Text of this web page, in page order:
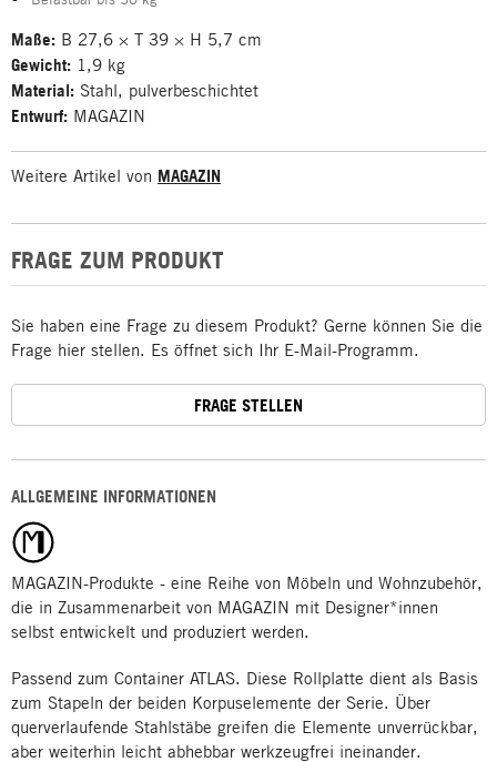
ALLGEMEINE INFORMATIONEN
MAGAZIN-Produkte - eine Reihe von Möbeln und Wohnzubehör,
die in Zusammenarbeit von MAGAZIN mit Designer*innen
selbst entwickelt und produziert werden.
Passend zum Container ATLAS. Diese Rollplatte dient als Basis
zum Stapeln der beiden Korpuselemente der Serie. Über
querverlaufende Stahlstäbe greifen die Elemente unverrückbar,
aber weiterhin leicht abhebbar werkzeugfrei ineinander.
Maße: B 27,6 × T 39 × H 5,7 cm
Gewicht: 1,9 kg
Material: Stahl, pulverbeschichtet
Entwurf: MAGAZIN
Weitere Artikel von MAGAZIN
FRAGE ZUM PRODUKT
Sie haben eine Frage zu diesem Produkt? Gerne können Sie die
Frage hier stellen. Es öffnet sich Ihr E-Mail-Programm.
FRAGE STELLEN